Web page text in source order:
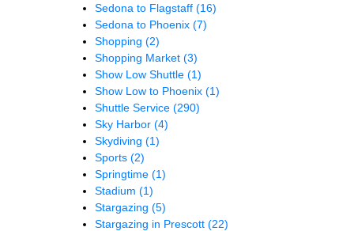
Sedona to Flagstaff (16)
Sedona to Phoenix (7)
Shopping (2)
Shopping Market (3)
Show Low Shuttle (1)
Show Low to Phoenix (1)
Shuttle Service (290)
Sky Harbor (4)
Skydiving (1)
Sports (2)
Springtime (1)
Stadium (1)
Stargazing (5)
Stargazing in Prescott (22)